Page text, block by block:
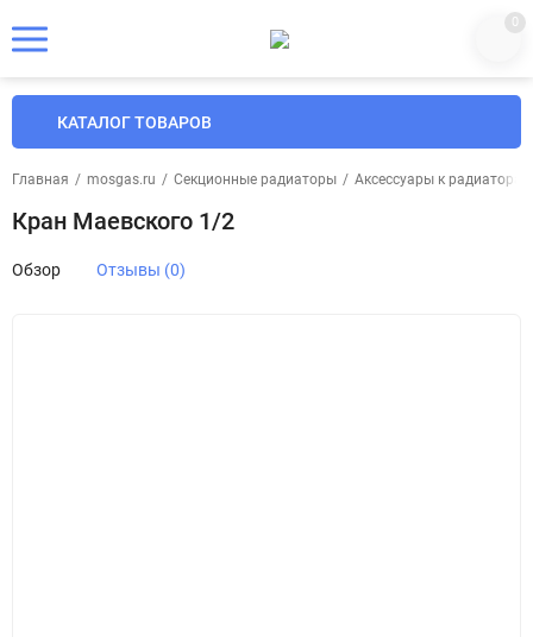
0
КАТАЛОГ ТОВАРОВ
Главная / mosgas.ru / Секционные радиаторы / Аксессуары к радиаторам
Кран Маевского 1/2
Обзор Отзывы (0)